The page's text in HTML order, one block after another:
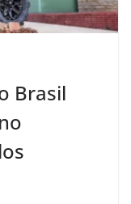
Brasil